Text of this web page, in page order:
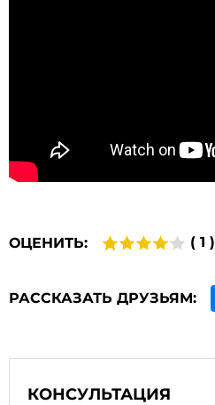
ОЦЕНИТЬ: ( 1 )
РАССКАЗАТЬ ДРУЗЬЯМ:
КОНСУЛЬТАЦИЯ